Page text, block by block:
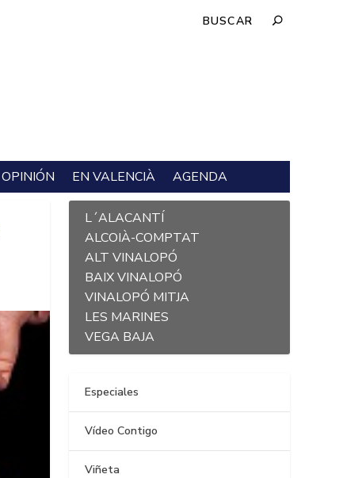
OPINIÓN EN VALENCIÀ AGENDA
L´ALACANTÍ
ALCOIÀ-COMPTAT
ALT VINALOPÓ
BAIX VINALOPÓ
VINALOPÓ MITJA
LES MARINES
VEGA BAJA
Especiales
Vídeo Contigo
Viñeta